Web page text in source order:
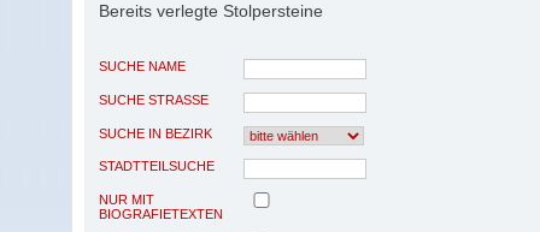
Bereits verlegte Stolpersteine
SUCHE NAME
SUCHE STRASSE
SUCHE IN BEZIRK
STADTTEILSUCHE
NUR MIT
BIOGRAFIETEXTEN